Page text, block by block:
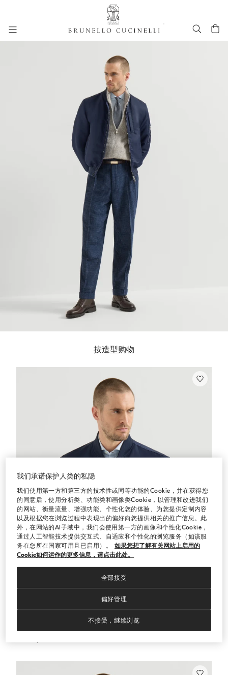
262MOUTFIT148
按造型购物
海军蓝
我们承诺保护人类的私隐
我们使用第一方和第三方的技术性或同等功能的Cookie，并在获得您
的同意后，使用分析类、功能类和画像类Cookie，以管理和改进我们
的网站、衡量流量、增强功能、个性化您的体验、为您提供定制内容
以及根据您在浏览过程中表现出的偏好向您提供相关的推广信息。此
外，在网站的AI子域中，我们会使用第一方的画像和个性化Cookie，
通过人工智能技术提供交互式、自适应和个性化的浏览服务（如该服
务在您所在国家可用且已启用）。
如果您想了解有关网站上启用的
Cookie如何运作的更多信息，请点击此处。
偏好管理
不接受，继续浏览
全部接受